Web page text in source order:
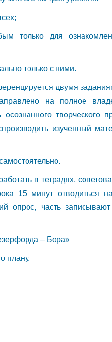
только для
только с ними.
двумя
на полное
творческого
изученный
в тетрадях,
15 минут отводиться
опрос, часть
– Бора»
плану.